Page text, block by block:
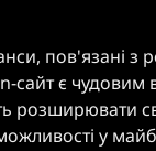
пов'язані з
сайт є чудовим
розширювати
у